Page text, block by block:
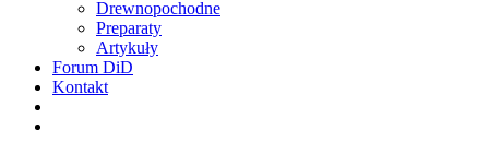
Drewnopochodne
Preparaty
Artykuły
Forum DiD
Kontakt